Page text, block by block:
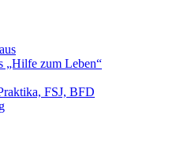
„Hilfe zum Leben“
FSJ, BFD